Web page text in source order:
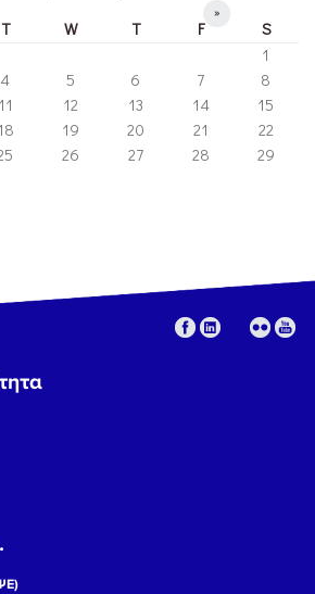
»
T W T F
S
1
4 5 6 7
8
11 12 13 14
15
19 20 21
22
26 27 28
29